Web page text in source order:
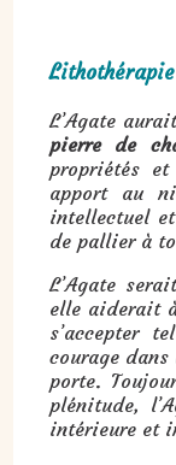
L’Agate
pierre de
propriétés et
apport au
intellectuel
de pallier à
L’Agate
elle aiderait
s’accepter
courage
porte.
plénitude,
intérieure et